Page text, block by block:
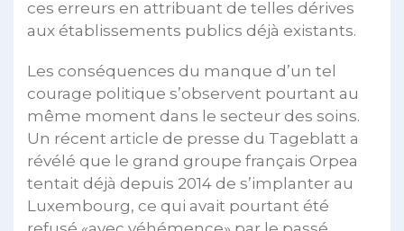
ces erreurs en attribuant de telles dérives
aux établissements publics déjà existants.
Les conséquences du manque d’un tel
courage politique s’observent pourtant au
même moment dans le secteur des soins.
Un récent article de presse du Tageblatt a
révélé que le grand groupe français Orpea
tentait déjà depuis 2014 de s’implanter au
Luxembourg, ce qui avait pourtant été